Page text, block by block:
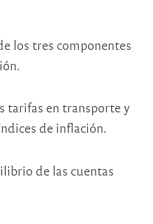
los tres componentes
tarifas en transporte y
de inflación.
de las cuentas